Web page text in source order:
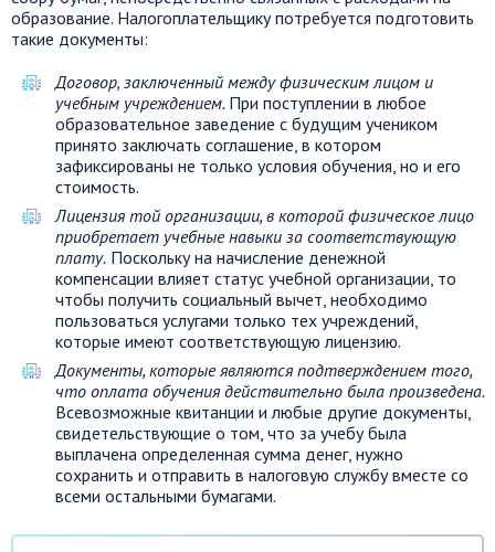
образование. Налогоплательщику потребуется подготовить
такие документы:
Договор, заключенный между физическим лицом и
учебным учреждением. При поступлении в любое
образовательное заведение с будущим учеником
принято заключать соглашение, в котором
зафиксированы не только условия обучения, но и его
стоимость.
Лицензия той организации, в которой физическое лицо
приобретает учебные навыки за соответствующую
плату. Поскольку на начисление денежной
компенсации влияет статус учебной организации, то
чтобы получить социальный вычет, необходимо
пользоваться услугами только тех учреждений,
которые имеют соответствующую лицензию.
Документы, которые являются подтверждением того,
что оплата обучения действительно была произведена.
Всевозможные квитанции и любые другие документы,
свидетельствующие о том, что за учебу была
выплачена определенная сумма денег, нужно
сохранить и отправить в налоговую службу вместе со
всеми остальными бумагами.